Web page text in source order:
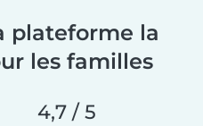
plateforme la
les familles
4,7 / 5